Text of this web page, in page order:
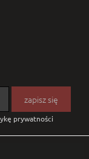
prywatności